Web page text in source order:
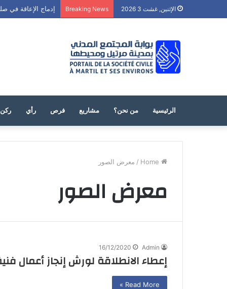
الإثنين, غشت 3 2026 Breaking News إدماج الإعاقة في
الرئيسية من نحن؟ مشاريع فرص رأي ركن
/ معرض الصور
معرض الصور
Admin
16/12/2020
إعطاء الانطلاقة لورش إنجاز أعمال
Read More »